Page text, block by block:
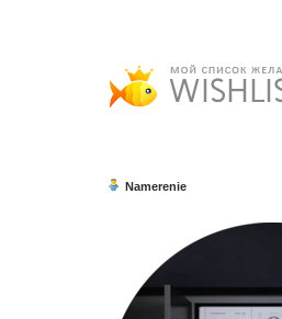
Namerenie